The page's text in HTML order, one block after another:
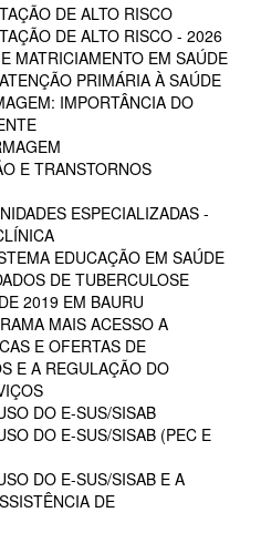
DE ALTO RISCO
DE ALTO RISCO - 2026
MATRICIAMENTO EM SAÚDE
PRIMÁRIA À SAÚDE
IMPORTÂNCIA DO
E TRANSTORNOS
ESPECIALIZADAS -
EDUCAÇÃO EM SAÚDE
DE TUBERCULOSE
2019 EM BAURU
MAIS ACESSO A
E OFERTAS DE
E A REGULAÇÃO DO
DO E-SUS/SISAB
DO E-SUS/SISAB (PEC E
DO E-SUS/SISAB E A
DE